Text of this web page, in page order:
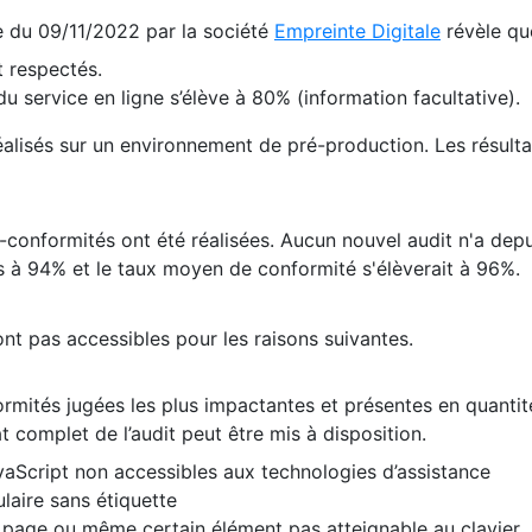
du 09/11/2022 par la société Empreinte Digitale révèle
respectés.
service en ligne s’élève à 80% (information facultative).
sur un environnement de pré-production. Les
ont été réalisées. Aucun nouvel audit n'a
à 94% et le taux moyen de conformité s'élèverait à 96%.
pas accessibles pour les raisons suivantes.
jugées les plus impactantes et présentes en
complet de l’audit peut être mis à disposition.
non accessibles aux technologies d’assistance
sans étiquette